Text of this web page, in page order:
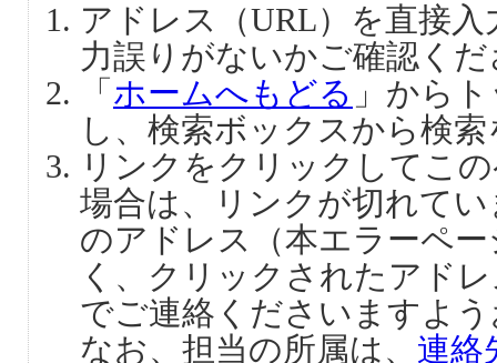
アドレス（URL）を直接
力誤りがないかご確認く
「 ホームへもどる 」から
し、検索ボックスから検
リンクをクリックしてこ
場合は、リンクが切れて
のアドレス（本エラーペ
く、クリックされたアド
でご連絡くださいますよ
なお、担当の所属は、 連絡